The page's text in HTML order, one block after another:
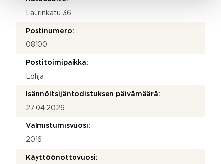
Laurinkatu 36
Postinumero:
08100
Postitoimipaikka:
Lohja
Isännöitsijäntodistuksen päivämäärä:
27.04.2026
Valmistumisvuosi:
2016
Käyttöönottovuosi: